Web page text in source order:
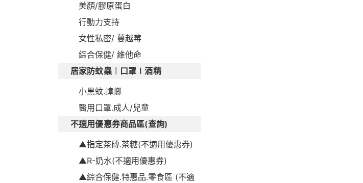
美顏/膠原蛋白
行動力支持
女性私密/ 蔓越莓
綜合保健/ 維他命
居家防蚊蟲︱口罩∣酒精
小黑蚊.蟑螂
醫用口罩.成人/兒童
不適用優惠券商品區(查詢)
▲指定茶磚.茶糖(不適用優惠券)
▲R-奶水(不適用優惠券)
▲綜合保健.特惠品.零食區 (不適